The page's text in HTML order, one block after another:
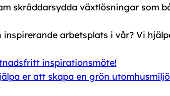
skräddarsydda växtlösningar som
inspirerande arbetsplats i vår? Vi
inspirationsmöte!
er att skapa en grön